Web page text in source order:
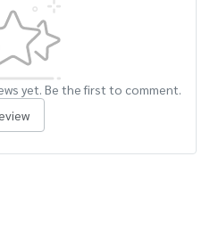
yet. Be the first to comment.